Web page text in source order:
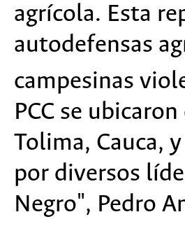
agrícola. Esta
autodefensas
campesinas
PCC se
Tolima, Cauca,
por diversos
Negro", Pedro